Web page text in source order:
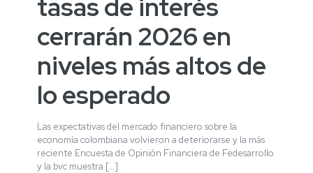
tasas de interés
cerrarán 2026 en
niveles más altos de
lo esperado
Las expectativas del mercado financiero sobre la
economía colombiana volvieron a deteriorarse y la más
reciente Encuesta de Opinión Financiera de Fedesarrollo
y la bvc muestra […]